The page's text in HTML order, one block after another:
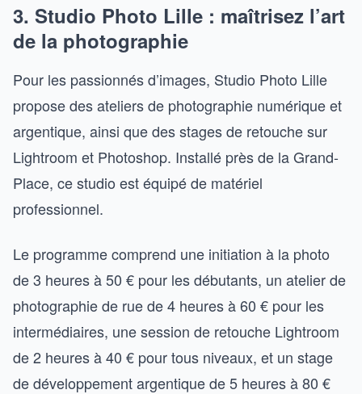
3. Studio Photo Lille : maîtrisez l’art
de la photographie
Pour les passionnés d’images, Studio Photo Lille
propose des ateliers de photographie numérique et
argentique, ainsi que des stages de retouche sur
Lightroom et Photoshop. Installé près de la Grand-
Place, ce studio est équipé de matériel
professionnel.
Le programme comprend une initiation à la photo
de 3 heures à 50 € pour les débutants, un atelier de
photographie de rue de 4 heures à 60 € pour les
intermédiaires, une session de retouche Lightroom
de 2 heures à 40 € pour tous niveaux, et un stage
de développement argentique de 5 heures à 80 €